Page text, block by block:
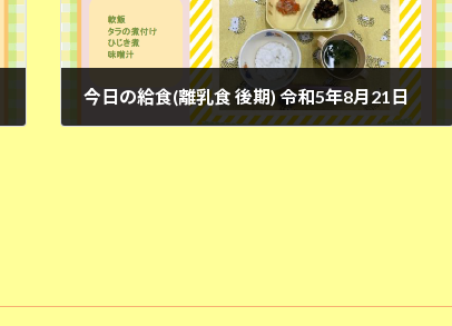
今日の給食(離乳食 後期) 令和5年8月21日